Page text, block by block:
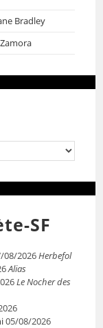
Bradley
SF
08/2026Herbefol
Alias
Le Nocher des
05/08/2026